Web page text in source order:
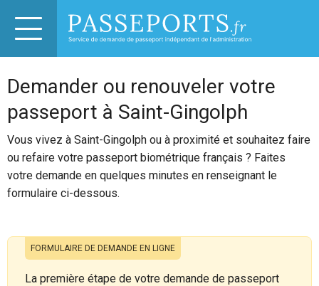
Demander ou renouveler votre
passeport à Saint-Gingolph
Vous vivez à Saint-Gingolph ou à proximité et souhaitez faire
ou refaire votre passeport biométrique français ? Faites
votre demande en quelques minutes en renseignant le
formulaire ci-dessous.
FORMULAIRE DE DEMANDE EN LIGNE
La première étape de votre demande de passeport